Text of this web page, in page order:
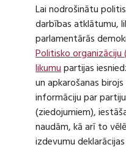
Lai nodrošinātu
darbības atklātumu,
parlamentārās
Politisko
likumupartijas
un apkarošanas
informāciju par
(ziedojumiem),
naudām, kā arī to
izdevumu